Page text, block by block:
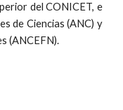
del CONICET, e
de Ciencias (ANC) y
(ANCEFN).